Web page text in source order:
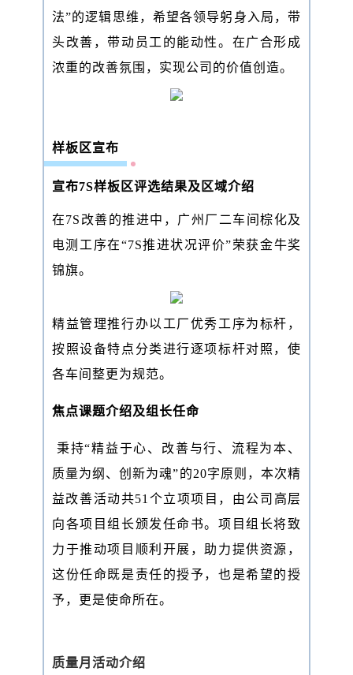
法”的逻辑思维，希望各领导躬身入局，带
头改善，带动员工的能动性。在广合形成
浓重的改善氛围，实现公司的价值创造。
样板区宣布
宣布7S样板区评选结果及区域介绍
在7S改善的推进中，广州厂二车间棕化及
电测工序在“7S推进状况评价”荣获金牛奖
锦旗。
精益管理推行办以工厂优秀工序为标杆，
按照设备特点分类进行逐项标杆对照，使
各车间整更为规范。
焦点课题介绍及组长任命
秉持“精益于心、改善与行、流程为本、
质量为纲、创新为魂”的20字原则，本次精
益改善活动共51个立项项目，由公司高层
向各项目组长颁发任命书。项目组长将致
力于推动项目顺利开展，助力提供资源，
这份任命既是责任的授予，也是希望的授
予，更是使命所在。
质量月活动介绍